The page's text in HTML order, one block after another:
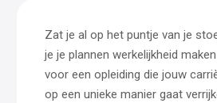
Zat je al op het puntje van je
je je plannen werkelijkheid
voor een opleiding die jouw
op een unieke manier gaat